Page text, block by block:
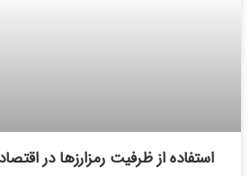
استفاده از ظرفیت رمزارزها در